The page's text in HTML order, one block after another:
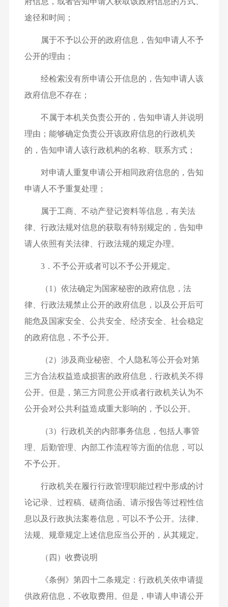
途径和时间；
属于不予以公开的政府信息，告知申请人不予
公开的理由；
经检索没有所申请公开信息的，告知申请人该
政府信息不存在；
不属于本机关负责公开的，告知申请人并说明
理由；能够确定负责公开该政府信息的行政机关
的，告知申请人该行政机构的名称、联系方式；
对申请人重复申请公开相同政府信息的，告知
申请人不予重复处理；
属于工商、不动产登记资料等信息，有关法
律、行政法规对信息的获取有特别规定的，告知申
请人依照有关法律、行政法规的规定办理。
3．不予公开或者可以不予公开规定。
（1）依法确定为国家秘密的政府信息，法
律、行政法规禁止公开的政府信息，以及公开后可
能危及国家安全、公共安全、经济安全、社会稳定
的政府信息，不予公开。
（2）涉及商业秘密、个人隐私等公开会对第
三方合法权益造成损害的政府信息，行政机关不得
公开。但是，第三方同意公开或者行政机关认为不
公开会对公共利益造成重大影响的，予以公开。
（3）行政机关的内部事务信息，包括人事管
理、后勤管理、内部工作流程等方面的信息，可以
不予公开。
行政机关在履行行政管理职能过程中形成的讨
论记录、过程稿、磋商信函、请示报告等过程性信
息以及行政执法案卷信息，可以不予公开。法律、
法规、规章规定上述信息应当公开的，从其规定。
（四）收费说明
《条例》第四十二条规定：行政机关依申请提
供政府信息，不收取费用。但是，申请人申请公开